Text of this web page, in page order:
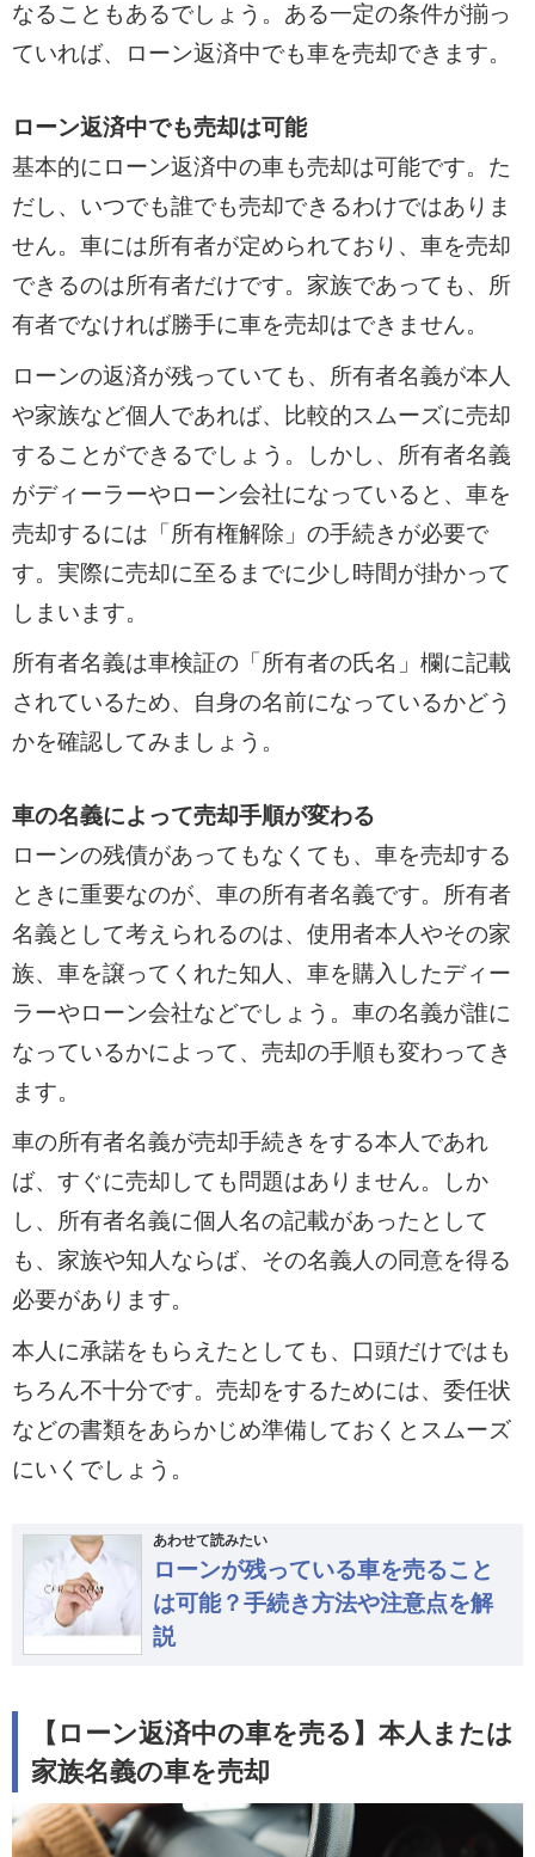
なることもあるでしょう。ある一定の条件が揃っ
ていれば、ローン返済中でも車を売却できます。
ローン返済中でも売却は可能
基本的にローン返済中の車も売却は可能です。た
だし、いつでも誰でも売却できるわけではありま
せん。車には所有者が定められており、車を売却
できるのは所有者だけです。家族であっても、所
有者でなければ勝手に車を売却はできません。
ローンの返済が残っていても、所有者名義が本人
や家族など個人であれば、比較的スムーズに売却
することができるでしょう。しかし、所有者名義
がディーラーやローン会社になっていると、車を
売却するには「所有権解除」の手続きが必要で
す。実際に売却に至るまでに少し時間が掛かって
しまいます。
所有者名義は車検証の「所有者の氏名」欄に記載
されているため、自身の名前になっているかどう
かを確認してみましょう。
車の名義によって売却手順が変わる
ローンの残債があってもなくても、車を売却する
ときに重要なのが、車の所有者名義です。所有者
名義として考えられるのは、使用者本人やその家
族、車を譲ってくれた知人、車を購入したディー
ラーやローン会社などでしょう。車の名義が誰に
なっているかによって、売却の手順も変わってき
ます。
車の所有者名義が売却手続きをする本人であれ
ば、すぐに売却しても問題はありません。しか
し、所有者名義に個人名の記載があったとして
も、家族や知人ならば、その名義人の同意を得る
必要があります。
本人に承諾をもらえたとしても、口頭だけではも
ちろん不十分です。売却をするためには、委任状
などの書類をあらかじめ準備しておくとスムーズ
にいくでしょう。
あわせて読みたい
ローンが残っている車を売ること
は可能？手続き方法や注意点を解
説
【ローン返済中の車を売る】本人または
家族名義の車を売却